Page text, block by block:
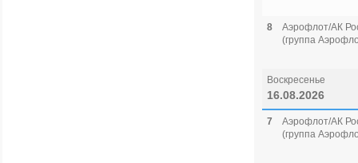
8
Аэрофлот/АК
(группа
Воскресенье
16.08.2026
7
Аэрофлот/АК
(группа